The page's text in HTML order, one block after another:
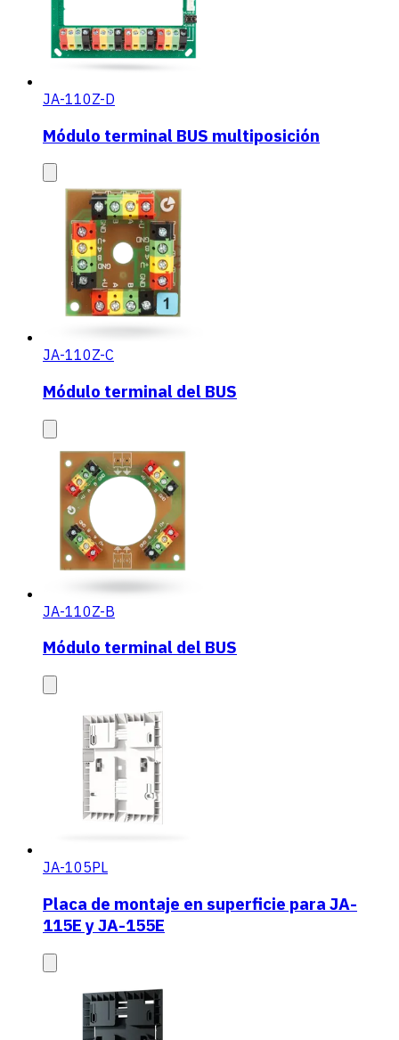
JA-110Z-D
Módulo terminal BUS multiposición
JA-110Z-C
Módulo terminal del BUS
JA-110Z-B
Módulo terminal del BUS
JA-105PL
Placa de montaje en superficie para JA-
115E y JA-155E